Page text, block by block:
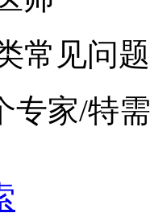
常见问题
专家/特